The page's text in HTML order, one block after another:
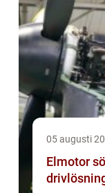
05 augusti
Elmotor